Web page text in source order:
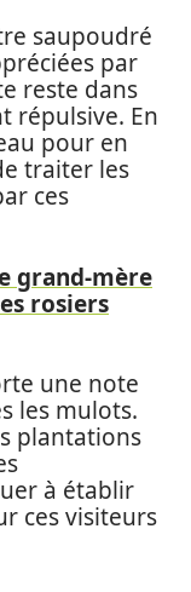
saupoudré
par
reste dans
répulsive. En
pour en
traiter les
ces
grand-mère
rosiers
une note
les mulots.
plantations
à établir
ces visiteurs